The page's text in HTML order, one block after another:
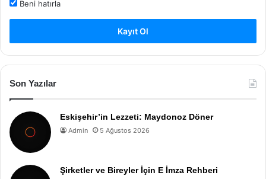
Beni hatırla
Kayıt Ol
Son Yazılar
Eskişehir’in Lezzeti: Maydonoz Döner
Admin 5 Ağustos 2026
Şirketler ve Bireyler İçin E İmza Rehberi